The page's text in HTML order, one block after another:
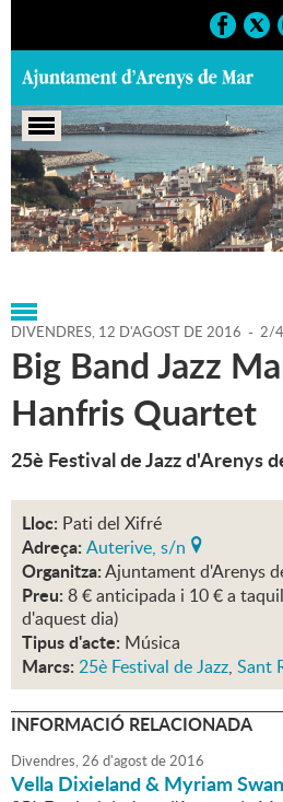
Portada > Agenda > 12-08-
2016 > Marcs > Culturals > 2016
DIVENDRES, 12 D'AGOST DE 2016 - 2/
Big Band Jazz
Hanfris Quartet
25è Festival de Jazz d'Arenys
Lloc: Pati del Xifré
Adreça: Auterive, s/n
Organitza:Ajuntament d'Arenys
Preu: 8 € anticipada i 10 € a
d'aquest dia)
Tipus d'acte: Música
Marcs: 25è Festival de Jazz, Sant
INFORMACIÓ RELACIONADA
Divendres,26 d'agostde2016
Vella Dixieland & Myriam